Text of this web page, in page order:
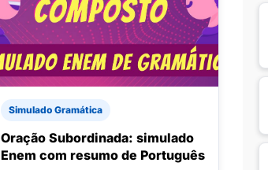
Simulado Gramática
Oração Subordinada: simulado
Enem com resumo de Português